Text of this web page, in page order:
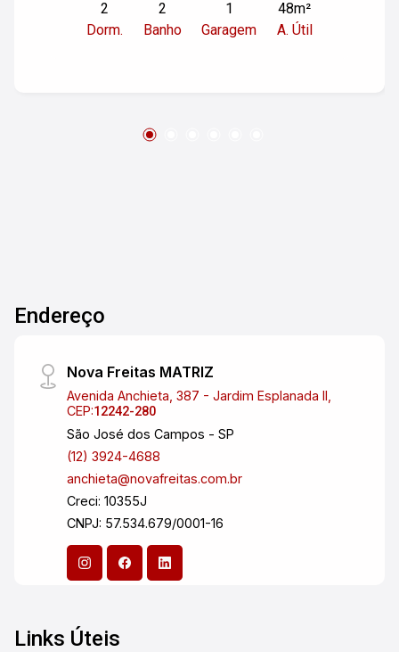
varanda, 01 garagem em uma área útil de 48,00
m². Lazer completo. Para mais informações,
2
Dorm.
2
Banho
1
Garagem
48m²
A. Útil
Endereço
Nova Freitas MATRIZ
Avenida Anchieta, 387 - Jardim Esplanada II,
CEP:12242-280
São José dos Campos - SP
(12) 3924-4688
anchieta@novafreitas.com.br
Creci: 10355J
CNPJ: 57.534.679/0001-16
Links Úteis